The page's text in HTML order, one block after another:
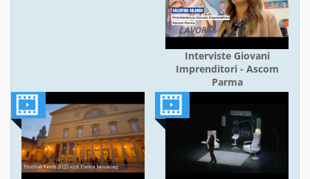
Interviste Giovani
Imprenditori - Ascom
Parma